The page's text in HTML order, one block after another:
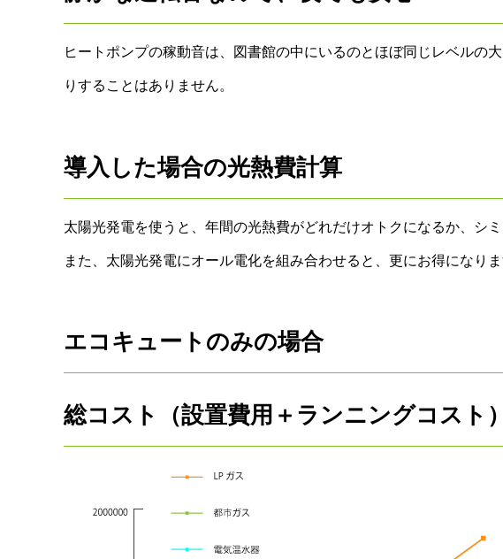
ヒートポンプの稼動音は、図書館の中にいるのとほぼ同じレベルの
りすることはありません。
導入した場合の光熱費計算
太陽光発電を使うと、年間の光熱費がどれだけオトクになるか、シミ
また、太陽光発電にオール電化を組み合わせると、更にお得になりま
エコキュートのみの場合
総コスト（設置費用＋ランニングコスト